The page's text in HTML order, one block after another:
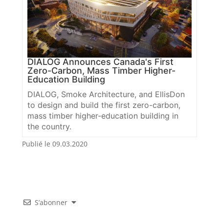
DIALOG Announces Canada's First
Zero-Carbon, Mass Timber Higher-
Education Building
DIALOG, Smoke Architecture, and EllisDon
to design and build the first zero-carbon,
mass timber higher-education building in
the country.
Publié le 09.03.2020
S’abonner